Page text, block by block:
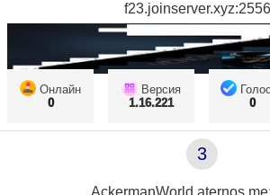
Онлайн
0
Версия
1.16.221
0
3